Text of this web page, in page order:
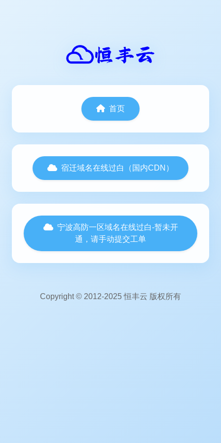
首页
宿迁域名在线过白（国内CDN）
宁波高防一区域名在线过白-暂未开
通，请手动提交工单
Copyright © 2012-2025 恒丰云 版权所有